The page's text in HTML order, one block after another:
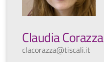
Claudia Corazza
clacorazza@tiscali.it